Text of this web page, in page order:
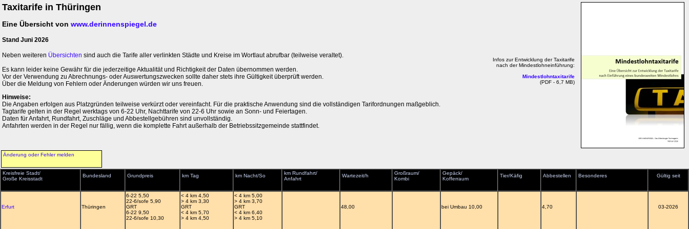
Taxitarife in Thüringen
Eine Übersicht von www.derinnenspiegel.de
Stand Juni 2026
Neben weiteren Übersichten sind auch die Tarife aller verlinkten Städte und Kreise im Wortlaut abrufbar (teilweise veraltet).
Es kann leider keine Gewähr für die jederzeitige Aktualität und Richtigkeit der Daten übernommen werden.
Vor der Verwendung zu Abrechnungs- oder Auswertungszwecken sollte daher stets ihre Gültigkeit überprüft werden.
Über die Meldung von Fehlern oder Änderungen würden wir uns freuen.
Hinweise:
Die Angaben erfolgen aus Platzgründen teilweise verkürzt oder vereinfacht. Für die praktische Anwendung sind die vollständigen Tarifordnungen maßgeblich.
Tagtarife gelten in der Regel werktags von 6-22 Uhr, Nachttarife von 22-6 Uhr sowie an Sonn- und Feiertagen.
Daten für Anfahrt, Rundfahrt, Zuschläge und Abbestellgebühren sind unvollständig.
Anfahrten werden in der Regel nur fällig, wenn die komplette Fahrt außerhalb der Betriebssitzgemeinde stattfindet.
Infos zur Entwicklung der Taxitarife
nach der Mindestlohneinführung:
Mindestlohntaxitarife
(PDF - 6,7 MB)
Änderung oder Fehler melden
Kreisfreie Stadt/
Große Kreisstadt
Bundesland Grundpreis km Tag km Nacht/So
km Rundfahrt/
Anfahrt
Wartezeit/h
Großraum/
Kombi
Gepäck/
Kofferraum
Tier/Käfig Abbestellen Besonderes Gültig seit
Erfurt Thüringen
6-22 5,50
22-6/sofe 5,90
GRT
6-22 9,50
22-6/sofe 10,30
< 4 km 4,50
> 4 km 3,30
GRT
< 4 km 5,70
> 4 km 4,50
< 4 km 5,00
> 4 km 3,70
GRT
< 4 km 6,40
> 4 km 5,10
48,00 bei Umbau 10,00 4,70 03-2026